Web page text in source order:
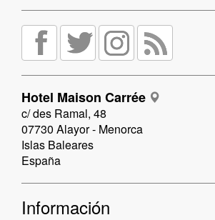
Hotel Maison Carrée
c/ des Ramal, 48
07730 Alayor - Menorca
Islas Baleares
España
Información